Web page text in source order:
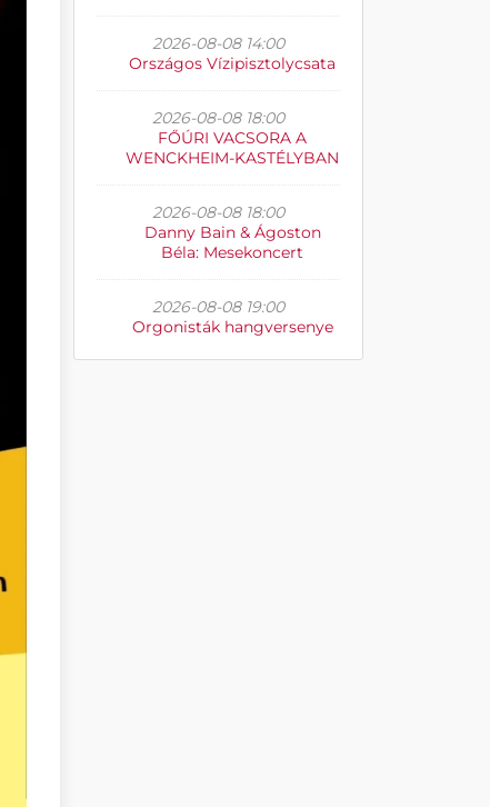
2026-08-08 14:00
Országos Vízipisztolycsata
2026-08-08 18:00
FŐÚRI VACSORA A
WENCKHEIM-KASTÉLYBAN
2026-08-08 18:00
Danny Bain & Ágoston
Béla: Mesekoncert
2026-08-08 19:00
Orgonisták hangversenye